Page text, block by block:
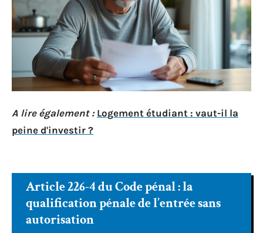
A lire également : Logement étudiant : vaut-il la
peine d'investir ?
Article 226-4 du Code pénal : la
qualification pénale de l’entrée sans
autorisation